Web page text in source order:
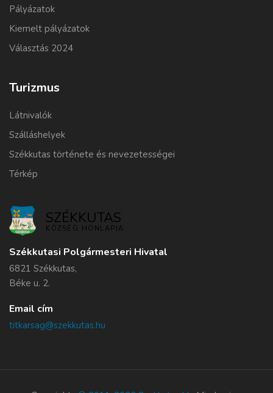
Pályázatok
Kiemelt pályázatok
Választás 2024
Turizmus
Látnivalók
Szálláshelyek
Székkutas története és nevezetességei
Térkép
SZÉKKUTAS
KÖZSÉG HONLAPJA
Székkutasi Polgármesteri Hivatal
6821 Székkutas,
Béke u. 2.
Email cím
titkarsag@szekkutas.hu